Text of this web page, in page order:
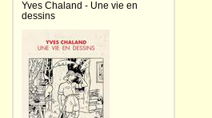
Yves Chaland - Une vie en
dessins